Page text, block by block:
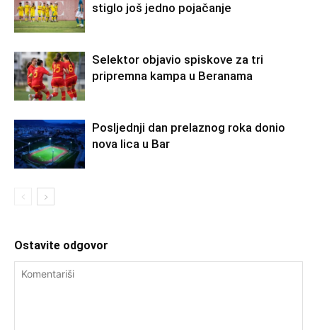
stiglo još jedno pojačanje
Selektor objavio spiskove za tri
pripremna kampa u Beranama
Posljednji dan prelaznog roka donio
nova lica u Bar
Ostavite odgovor